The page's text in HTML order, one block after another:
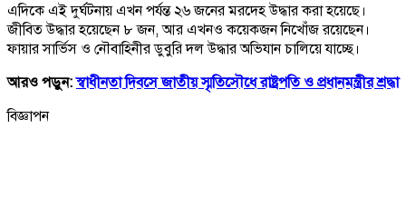
এদিকে এই দুর্ঘটনায় এখন পর্যন্ত ২৬ জনের মরদেহ উদ্ধার করা হয়েছে।
জীবিত উদ্ধার হয়েছেন ৮ জন, আর এখনও কয়েকজন নিখোঁজ রয়েছেন।
ফায়ার সার্ভিস ও নৌবাহিনীর ডুবুরি দল উদ্ধার অভিযান চালিয়ে যাচ্ছে।
আরও পড়ুন:স্বাধীনতা দিবসে জাতীয় স্মৃতিসৌধে রাষ্ট্রপতি ও প্রধানমন্ত্রীর শ্রদ্ধা
বিজ্ঞাপন